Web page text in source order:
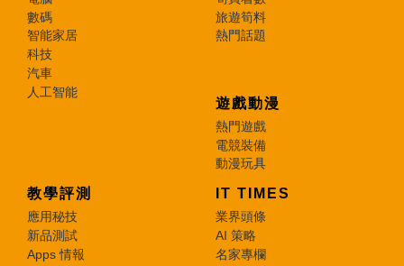
數碼
智能家居
科技
汽車
人工智能
旅遊筍料
熱門話題
遊戲動漫
熱門遊戲
電競裝備
動漫玩具
教學評測
應用秘技
新品測試
Apps 情報
IT TIMES
業界頭條
AI 策略
名家專欄